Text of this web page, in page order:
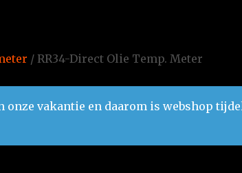
/ RR34-Direct Olie Temp. Meter
onze vakantie en daarom is webshop